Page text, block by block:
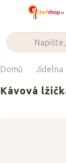
Domů Jídelna
Kávová